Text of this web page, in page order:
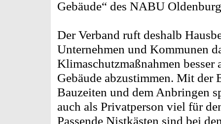
Gebäude“ des NABU
Der Verband ruft deshalb
Unternehmen und Kommunen
Klimaschutzmaßnahmen besser
Gebäude abzustimmen. Mit der
Bauzeiten und dem Anbringen
auch als Privatperson viel für
Passende Nistkästen sind bei